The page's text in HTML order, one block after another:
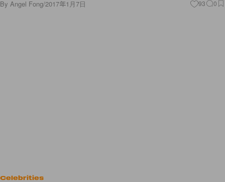
By Angel Fong/2017年1月7日 93 0
Celebrities